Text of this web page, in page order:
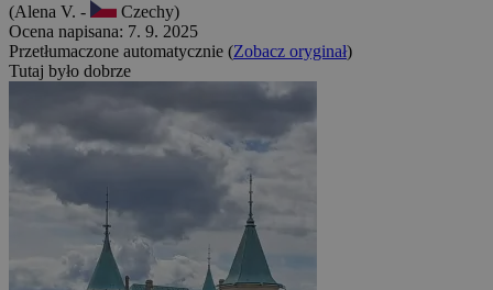
(Alena V. -
Czechy)
Ocena napisana: 7. 9. 2025
Przetłumaczone automatycznie (Zobacz oryginał)
Tutaj było dobrze